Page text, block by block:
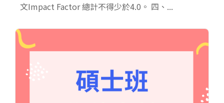
文Impact Factor 總計不得少於4.0。 四、...